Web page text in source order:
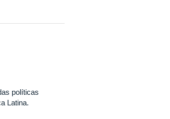
políticas
Latina.